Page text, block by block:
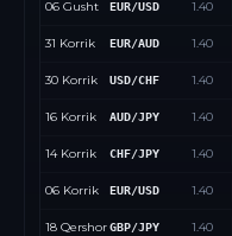
06 Gusht EUR/USD 1.40
31 Korrik EUR/AUD 1.40
30 Korrik USD/CHF 1.40
16 Korrik AUD/JPY 1.40
14 Korrik CHF/JPY 1.40
06 Korrik EUR/USD 1.40
18 QershorGBP/JPY 1.40